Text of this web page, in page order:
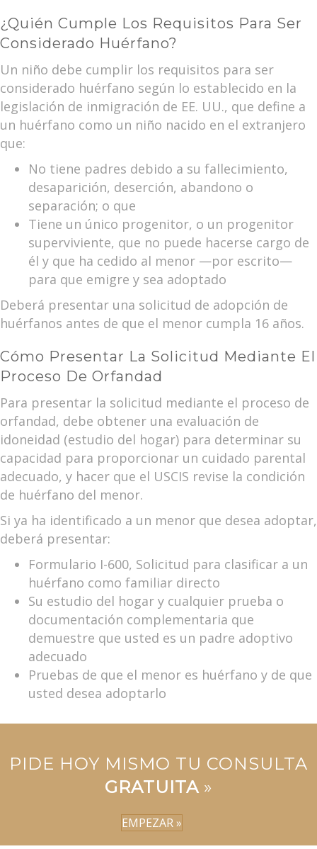
¿Quién Cumple Los Requisitos Para Ser
Considerado Huérfano?
Un niño debe cumplir los requisitos para ser
considerado huérfano según lo establecido en la
legislación de inmigración de EE. UU., que define a
un huérfano como un niño nacido en el extranjero
que:
No tiene padres debido a su fallecimiento,
desaparición, deserción, abandono o
separación; o que
Tiene un único progenitor, o un progenitor
superviviente, que no puede hacerse cargo de
él y que ha cedido al menor —por escrito—
para que emigre y sea adoptado
Deberá presentar una solicitud de adopción de
huérfanos antes de que el menor cumpla 16 años.
Cómo Presentar La Solicitud Mediante El
Proceso De Orfandad
Para presentar la solicitud mediante el proceso de
orfandad, debe obtener una evaluación de
idoneidad (estudio del hogar) para determinar su
capacidad para proporcionar un cuidado parental
adecuado, y hacer que el USCIS revise la condición
de huérfano del menor.
Si ya ha identificado a un menor que desea adoptar,
deberá presentar:
Formulario I-600, Solicitud para clasificar a un
huérfano como familiar directo
Su estudio del hogar y cualquier prueba o
documentación complementaria que
demuestre que usted es un padre adoptivo
adecuado
Pruebas de que el menor es huérfano y de que
usted desea adoptarlo
PIDE HOY MISMO TU CONSULTA
GRATUITA»
EMPEZAR »